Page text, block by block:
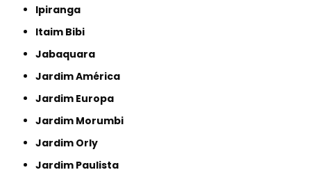
Ipiranga
Itaim Bibi
Jabaquara
Jardim América
Jardim Europa
Jardim Morumbi
Jardim Orly
Jardim Paulista